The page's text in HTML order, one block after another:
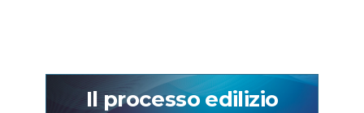
Il processo edilizio